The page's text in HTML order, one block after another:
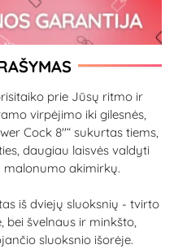
prie Jūsų ritmo ir
virpėjimo iki gilesnės,
Cock 8''“ sukurtas tiems,
daugiau laisvės valdyti
akimirkų.
iš dviejų sluoksnių - tvirto
bei švelnaus ir minkšto,
sluoksnio išorėje.